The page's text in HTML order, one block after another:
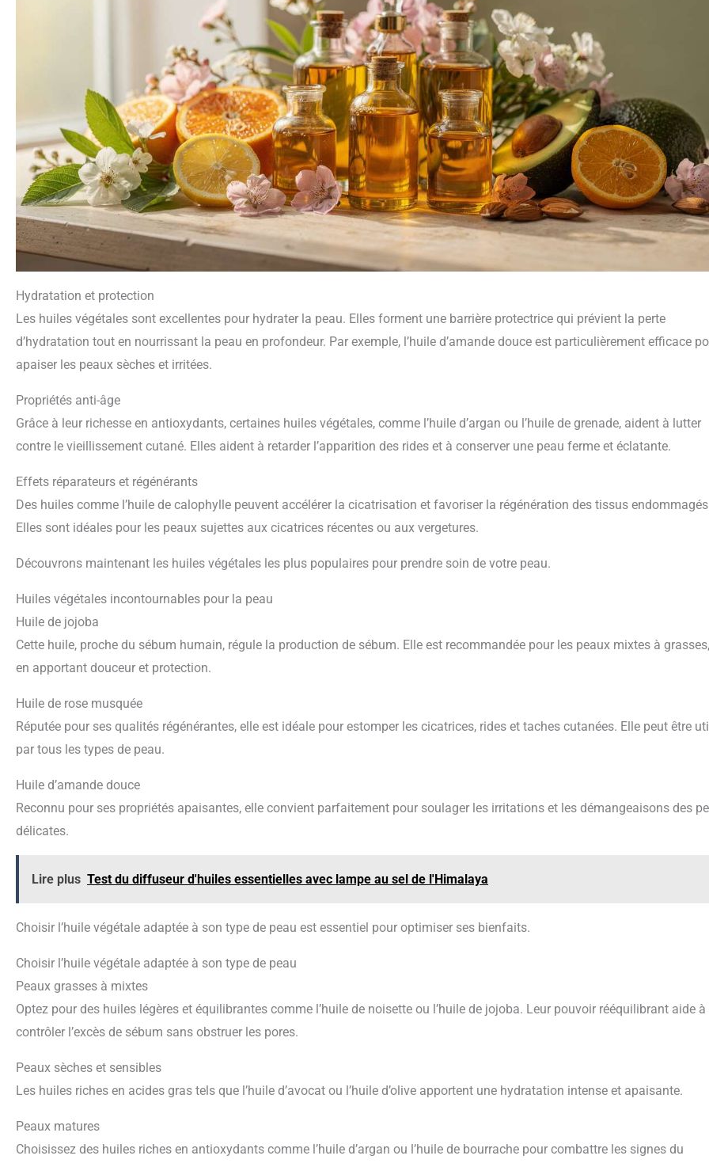
Hydratation et protection
Les huiles végétales sont excellentes pour hydrater la peau. Elles forment une barrière protectrice qui prévient la perte
d’hydratation tout en nourrissant la peau en profondeur. Par exemple, l’huile d’amande douce est particulièrement efficace
apaiser les peaux sèches et irritées.
Propriétés anti-âge
Grâce à leur richesse en antioxydants, certaines huiles végétales, comme l’huile d’argan ou l’huile de grenade, aident à lutter
contre le vieillissement cutané. Elles aident à retarder l’apparition des rides et à conserver une peau ferme et éclatante.
Effets réparateurs et régénérants
Des huiles comme l’huile de calophylle peuvent accélérer la cicatrisation et favoriser la régénération des tissus
Elles sont idéales pour les peaux sujettes aux cicatrices récentes ou aux vergetures.
Découvrons maintenant les huiles végétales les plus populaires pour prendre soin de votre peau.
Huiles végétales incontournables pour la peau
Huile de jojoba
Cette huile, proche du sébum humain, régule la production de sébum. Elle est recommandée pour les peaux mixtes à
en apportant douceur et protection.
Huile de rose musquée
Réputée pour ses qualités régénérantes, elle est idéale pour estomper les cicatrices, rides et taches cutanées. Elle peut être
par tous les types de peau.
Huile d’amande douce
Reconnu pour ses propriétés apaisantes, elle convient parfaitement pour soulager les irritations et les démangeaisons des
délicates.
Lire plus Test du diffuseur d'huiles essentielles avec lampe au sel de l'Himalaya
Choisir l’huile végétale adaptée à son type de peau est essentiel pour optimiser ses bienfaits.
Choisir l’huile végétale adaptée à son type de peau
Peaux grasses à mixtes
Optez pour des huiles légères et équilibrantes comme l’huile de noisette ou l’huile de jojoba. Leur pouvoir rééquilibrant aide à
contrôler l’excès de sébum sans obstruer les pores.
Peaux sèches et sensibles
Les huiles riches en acides gras tels que l’huile d’avocat ou l’huile d’olive apportent une hydratation intense et apaisante.
Peaux matures
Choisissez des huiles riches en antioxydants comme l’huile d’argan ou l’huile de bourrache pour combattre les signes du